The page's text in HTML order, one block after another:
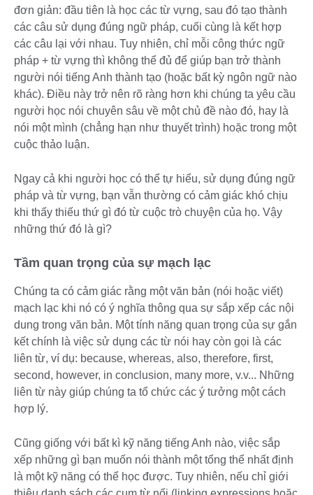
đơn giản: đầu tiên là học các từ vựng, sau đó tạo thành
các câu sử dụng đúng ngữ pháp, cuối cùng là kết hợp
các câu lại với nhau. Tuy nhiên, chỉ mỗi công thức ngữ
pháp + từ vựng thì không thể đủ để giúp bạn trở thành
người nói tiếng Anh thành tạo (hoặc bất kỳ ngôn ngữ nào
khác). Điều này trở nên rõ ràng hơn khi chúng ta yêu cầu
người học nói chuyên sâu về một chủ đề nào đó, hay là
nói một mình (chẳng hạn như thuyết trình) hoặc trong một
cuộc thảo luận.
Ngay cả khi người học có thể tự hiểu, sử dụng đúng ngữ
pháp và từ vựng, bạn vẫn thường có cảm giác khó chịu
khi thấy thiếu thứ gì đó từ cuộc trò chuyện của họ. Vậy
những thứ đó là gì?
Tầm quan trọng của sự mạch lạc
Chúng ta có cảm giác rằng một văn bản (nói hoặc viết)
mạch lạc khi nó có ý nghĩa thông qua sự sắp xếp các nội
dung trong văn bản. Một tính năng quan trọng của sự gắn
kết chính là việc sử dụng các từ nói hay còn gọi là các
liên từ, ví dụ: because, whereas, also, therefore, first,
second, however, in conclusion, many more, v.v... Những
liên từ này giúp chúng ta tổ chức các ý tưởng một cách
hợp lý.
Cũng giống với bất kì kỹ năng tiếng Anh nào, việc sắp
xếp những gì bạn muốn nói thành một tổng thể nhất định
là một kỹ năng có thể học được. Tuy nhiên, nếu chỉ giới